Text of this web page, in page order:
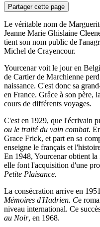
Partager cette page
Le véritable nom de
Jeanne Marie Ghislaine
tient son nom public de
Michel de Crayencour.
Yourcenar voit le jour en
de Cartier de Marchienne
naissance. C'est donc sa
en France. Grâce à son père,
cours de différents voyages.
C'est en 1929, que l'écrivain
ou le traité du vain combat.
Grace Frick, et part en sa
enseigne le français et
En 1948, Yourcenar obtient
elle font l'acquisition d'une
Petite Plaisance.
La consécration arrive en
Mémoires d'Hadrien. Ce
niveau international. Ce
au Noir, en 1968.